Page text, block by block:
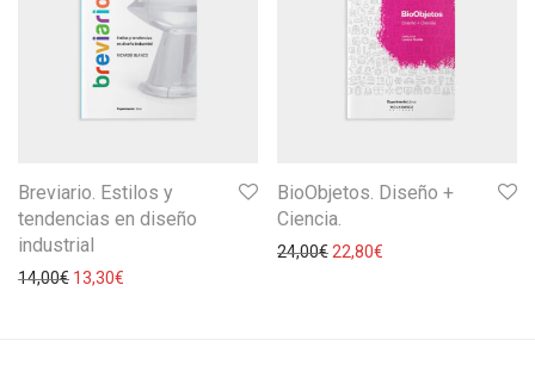
Breviario. Estilos y
tendencias en diseño
industrial
14,00€ 13,30€
BioObjetos. Diseño +
Ciencia.
24,00€ 22,80€